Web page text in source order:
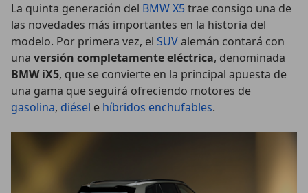
La quinta generación del BMW X5trae consigo una de
las novedades más importantes en la historia del
modelo. Por primera vez, el SUValemán contará con
una versión completamente eléctrica, denominada
BMW iX5, que se convierte en la principal apuesta de
una gama que seguirá ofreciendo motores de
gasolina, diésel e híbridos enchufables.